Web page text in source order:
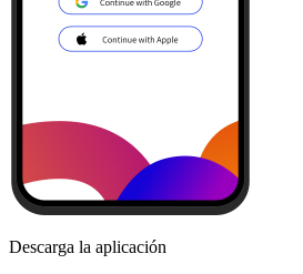
Descarga la aplicación